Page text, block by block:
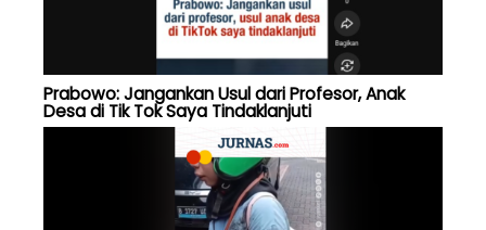
Prabowo: Jangankan Usul dari Profesor, Anak
Desa di Tik Tok Saya Tindaklanjuti